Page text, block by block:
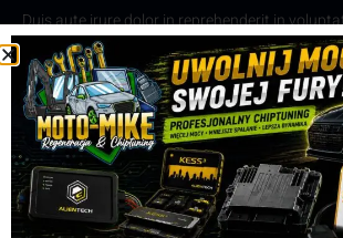
Duis aute irure dolor in reprehenderit in
dolore eu fugiat nulla pariatur. Excepteur sint
non proident, sunt in culpa qui officia
laborum. Ut enim ad minim veniam, quis
ullamco laboris nisi ut aliquip ex ea commodo